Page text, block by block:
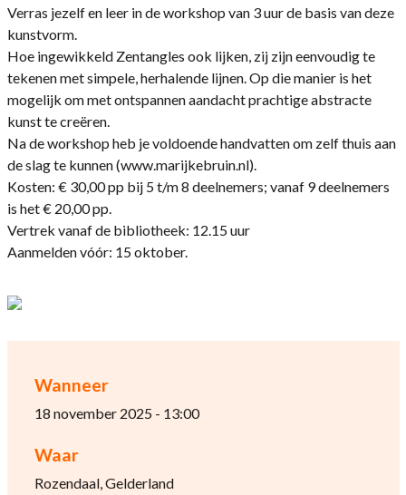
Wanneer
18 november 2025 - 13:00
Waar
Rozendaal, Gelderland
Verras jezelf en leer in de workshop van 3 uur de basis van deze
kunstvorm.
Hoe ingewikkeld Zentangles ook lijken, zij zijn eenvoudig te
tekenen met simpele, herhalende lijnen. Op die manier is het
mogelijk om met ontspannen aandacht prachtige abstracte
kunst te creëren.
Na de workshop heb je voldoende handvatten om zelf thuis aan
de slag te kunnen (www.marijkebruin.nl).
Kosten: € 30,00 pp bij 5 t/m 8 deelnemers; vanaf 9 deelnemers
is het € 20,00 pp.
Vertrek vanaf de bibliotheek: 12.15 uur
Aanmelden vóór: 15 oktober.